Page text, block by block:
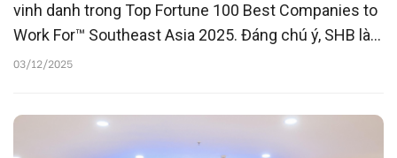
vinh danh trong Top Fortune 100 Best Companies to
Work For™ Southeast Asia 2025. Đáng chú ý, SHB là
ngân hàng Việt Nam có thứ hạng cao nhất, đứng vị trí
03/12/2025